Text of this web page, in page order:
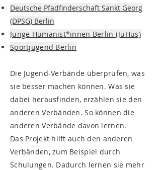
Deutsche Pfadfinderschaft Sankt Georg
(DPSG) Berlin
Junge Humanist*innen Berlin (JuHus)
Sportjugend Berlin
Die Jugend-Verbände überprüfen, was
sie besser machen können. Was sie
dabei herausfinden, erzählen sie den
anderen Verbänden. So können die
anderen Verbände davon lernen.
Das Projekt hilft auch den anderen
Verbänden, zum Beispiel durch
Schulungen. Dadurch lernen sie mehr